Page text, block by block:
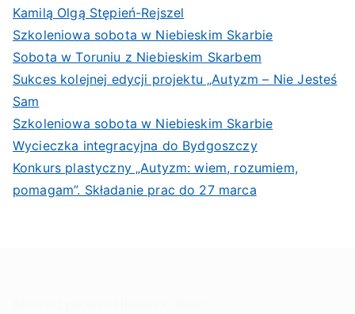
Kamilą Olgą Stępień-Rejszel
Szkoleniowa sobota w Niebieskim Skarbie
Sobota w Toruniu z Niebieskim Skarbem
Sukces kolejnej edycji projektu „Autyzm – Nie Jesteś
Sam
Szkoleniowa sobota w Niebieskim Skarbie
Wycieczka integracyjna do Bydgoszczy
Konkurs plastyczny „Autyzm: wiem, rozumiem,
pomagam”. Składanie prac do 27 marca